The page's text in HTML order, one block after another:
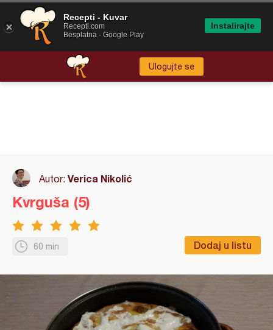
Ulogujte se
Autor: Verica Nikolić
60 min Dodaj u listu
Kvrguša (5)
Recepti - Kuvar
Recepti.com
Besplatna - Google Play
Instalirajte